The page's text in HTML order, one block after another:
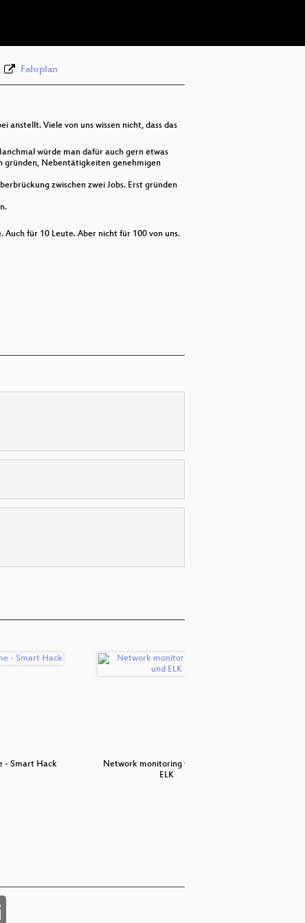
deu (todo)
Fahrplan
anstellt. Viele von uns wissen nicht, dass das
würde man dafür auch gern etwas
gründen, Nebentätigkeiten genehmigen
zwischen zwei Jobs. Erst gründen
Auch für 10 Leute. Aber nicht für 100 von uns.
- Smart Hack
Network monitoring via SSH und
ELK